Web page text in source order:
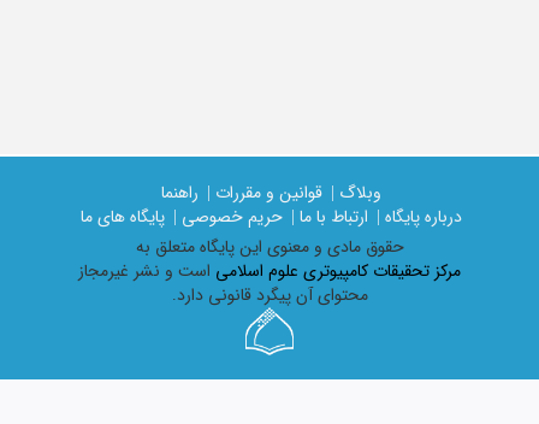
وبلاگ | قوانین و مقررات |
راهنما
درباره پایگاه |
ارتباط با ما | حریم خصوصی |
پایگاه های ما
حقوق مادی و معنوی اين پايگاه متعلق به
مرکز تحقیقات کامپیوتری علوم اسلامی است و نشر غیرمجاز
محتوای آن پیگرد قانونی دارد.